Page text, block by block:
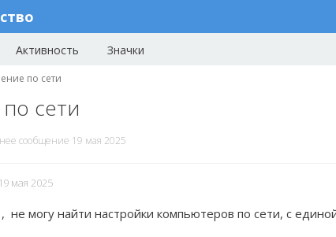
Активность Значки
по сети
сети
сообщение 19 мая 2025
мая 2025
не могу найти настройки компьютеров по сети, с